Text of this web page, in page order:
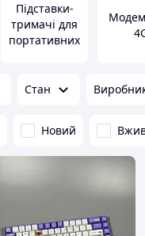
Підставки-
тримачі для
портативних
Стан
Новий